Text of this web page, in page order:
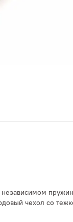
чехол со